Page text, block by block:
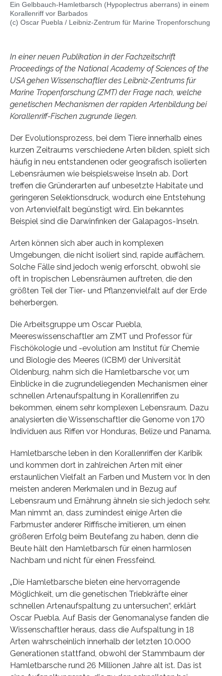
Ein Gelbbauch-Hamletbarsch (Hypoplectrus aberrans) in einem
Korallenriff vor Barbados
(c) Oscar Puebla / Leibniz-Zentrum für Marine Tropenforschung
In einer neuen Publikation in der Fachzeitschrift
Proceedings of the National Academy of Sciences of the
USA gehen Wissenschaftler des Leibniz-Zentrums für
Marine Tropenforschung (ZMT) der Frage nach, welche
genetischen Mechanismen der rapiden Artenbildung bei
Korallenriff-Fischen zugrunde liegen.
Der Evolutionsprozess, bei dem Tiere innerhalb eines
kurzen Zeitraums verschiedene Arten bilden, spielt sich
häufig in neu entstandenen oder geografisch isolierten
Lebensräumen wie beispielsweise Inseln ab. Dort
treffen die Gründerarten auf unbesetzte Habitate und
geringeren Selektionsdruck, wodurch eine Entstehung
von Artenvielfalt begünstigt wird. Ein bekanntes
Beispiel sind die Darwinfinken der Galapagos-Inseln.
Arten können sich aber auch in komplexen
Umgebungen, die nicht isoliert sind, rapide auffächern.
Solche Fälle sind jedoch wenig erforscht, obwohl sie
oft in tropischen Lebensräumen auftreten, die den
größten Teil der Tier- und Pflanzenvielfalt auf der Erde
beherbergen.
Die Arbeitsgruppe um Oscar Puebla,
Meereswissenschaftler am ZMT und Professor für
Fischökologie und -evolution am Institut für Chemie
und Biologie des Meeres (ICBM) der Universität
Oldenburg, nahm sich die Hamletbarsche vor, um
Einblicke in die zugrundeliegenden Mechanismen einer
schnellen Artenaufspaltung in Korallenriffen zu
bekommen, einem sehr komplexen Lebensraum. Dazu
analysierten die Wissenschaftler die Genome von 170
Individuen aus Riffen vor Honduras, Belize und Panama.
Hamletbarsche leben in den Korallenriffen der Karibik
und kommen dort in zahlreichen Arten mit einer
erstaunlichen Vielfalt an Farben und Mustern vor. In den
meisten anderen Merkmalen und in Bezug auf
Lebensraum und Ernährung ähneln sie sich jedoch sehr.
Man nimmt an, dass zumindest einige Arten die
Farbmuster anderer Rifffische imitieren, um einen
größeren Erfolg beim Beutefang zu haben, denn die
Beute hält den Hamletbarsch für einen harmlosen
Nachbarn und nicht für einen Fressfeind.
„Die Hamletbarsche bieten eine hervorragende
Möglichkeit, um die genetischen Triebkräfte einer
schnellen Artenaufspaltung zu untersuchen“, erklärt
Oscar Puebla. Auf Basis der Genomanalyse fanden die
Wissenschaftler heraus, dass die Aufspaltung in 18
Arten wahrscheinlich innerhalb der letzten 10.000
Generationen stattfand, obwohl der Stammbaum der
Hamletbarsche rund 26 Millionen Jahre alt ist. Das ist